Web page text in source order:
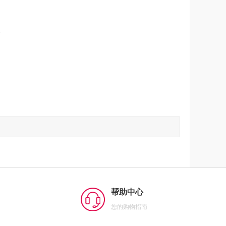
帮助中心
您的购物指南